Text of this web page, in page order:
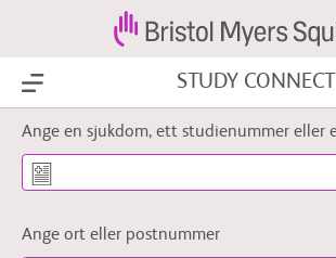
Show Menu STUDY CONNECT
Ange en sjukdom, ett studienummer eller
Ange ort eller postnummer